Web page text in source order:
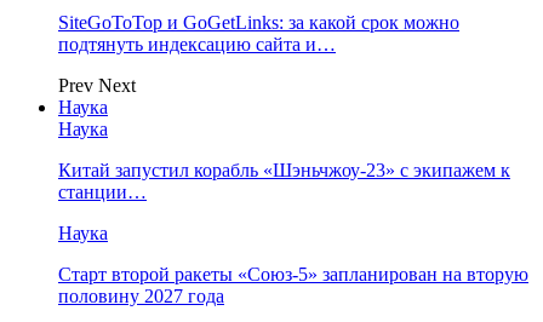
SiteGoToTop и GoGetLinks: за какой срок можно
подтянуть индексацию сайта и…
Prev Next
Наука
Наука
Китай запустил корабль «Шэньчжоу-23» с экипажем к
станции…
Наука
Старт второй ракеты «Союз-5» запланирован на вторую
половину 2027 года